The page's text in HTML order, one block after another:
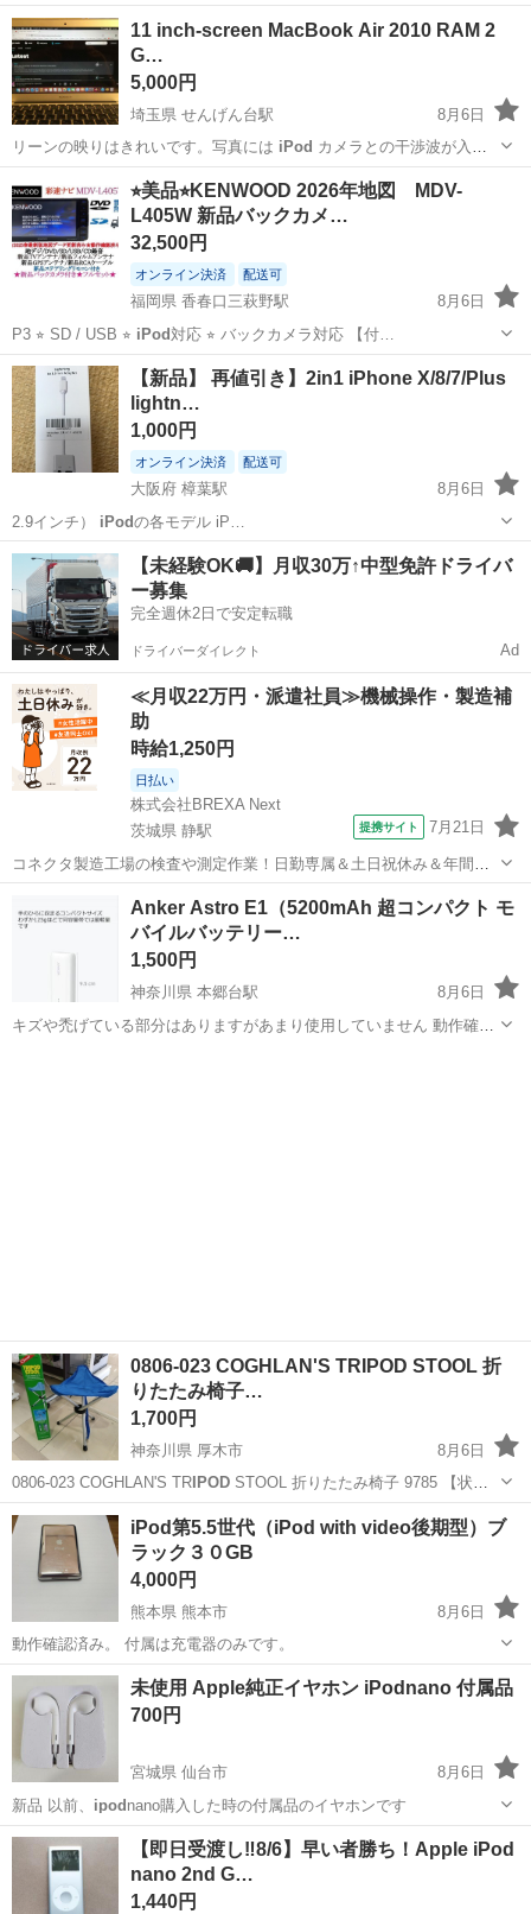
11 inch-screen MacBook Air 2010 RAM 2
G…
5,000円
埼玉県 せんげん台駅
8月6日
リーンの映りはきれいです。写真には iPod カメラとの干渉波が入っ
ていますが、…
せんげん台駅 Mac MacBook Air
⭐︎美品⭐︎KENWOOD 2026年地図 MDV-
L405W 新品バックカメ…
32,500円
オンライン決済 配送可
福岡県 香春口三萩野駅
8月6日
P3 ⭐︎ SD / USB ⭐︎ iPod 対応 ⭐︎ バックカメラ対応 【付…
福岡 北九州市 香春口三萩野駅
新品
【新品】 再値引き】2in1 iPhone X/8/7/Plus
lightn…
1,000円
オンライン決済 配送可
大阪府 樟葉駅
8月6日
2.9インチ） iPodの各モデル iP…
大阪 枚方市 樟葉駅 電話、ＦＡＸ アダプター
【未経験OK🚚】月収30万↑中型免許ドライバ
ー募集
完全週休2日で安定転職
ドライバーダイレクト Ad
≪月収22万円・派遣社員≫機械操作・製造補
助
時給1,250円
日払い
株式会社BREXA Next
茨城県 静駅
提携サイト 7月21日
コネクタ製造工場の検査や測定作業！日勤専属＆土日祝休み＆年間休
日128日★クリーンルーム内作業★マイカー通勤OK＆無料駐車場あり
★就業先食堂利用可！日払い制度あり！《茨城県常陸大宮市》 人気の
工場のお仕事 ◇コネクタ製造工...
Anker Astro E1（5200mAh 超コンパクト モ
バイルバッテリー…
1,500円
神奈川県 本郷台駅
8月6日
キズや禿げている部分はありますがあまり使用していません 動作確認
0806-023 COGHLAN'S TRIPOD STOOL 折
りたたみ椅子…
1,700円
神奈川県 厚木市
8月6日
0806-023 COGHLAN'S TRIPODSTOOL 折りたたみ椅子 9785 【状
態】 ・使用に伴う多少のスレ、キズ、落としきれない汚れなどござい
ます ・詳細は現地でご確認ください ・お値引きは出...
神奈川 厚木市 その他 STOOL
iPod第5.5世代（iPod with video後期型）ブ
ラック３０GB
4,000円
熊本県 熊本市
8月6日
動作確認済み。 付属は充電器のみです。
熊本 熊本市 ポータブルプレーヤー
未使用 Apple純正イヤホン iPodnano 付属品
700円
宮城県 仙台市
8月6日
新品 以前、 ipod nano購入した時の付属品のイヤホンです
宮城 仙台市 その他
【即日受渡し‼️8/6】早い者勝ち！Apple iPod
nano 2nd G…
1,440円